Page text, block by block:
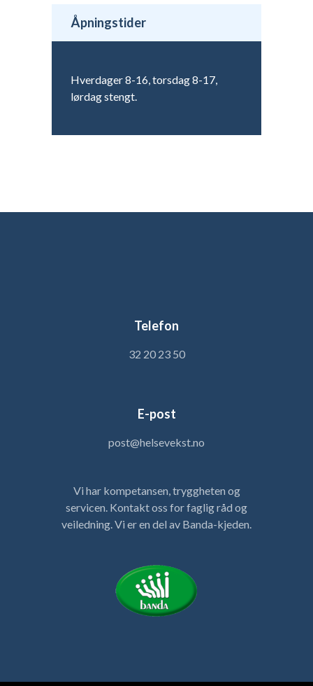
Åpningstider
Hverdager 8-16, torsdag 8-17,
lørdag stengt.
Telefon
32 20 23 50
E-post
post@helsevekst.no
Vi har kompetansen, tryggheten og
servicen. Kontakt oss for faglig råd og
veiledning. Vi er en del av Banda-kjeden.